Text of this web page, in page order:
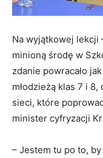
Na wyjątkowej lekcji
minioną środę w
zdanie powracało
młodzieżą klas 7 i
sieci, które
minister cyfryzacji
– Jestem tu po to,